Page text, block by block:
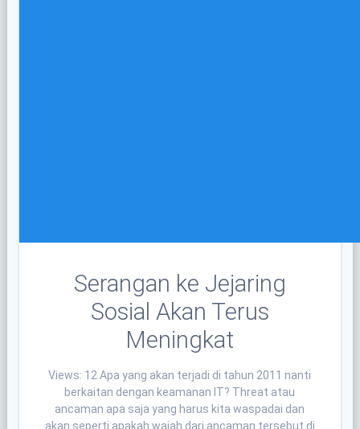
Serangan ke Jejaring
Sosial Akan Terus
Meningkat
Views: 12 Apa yang akan terjadi di tahun 2011 nanti
berkaitan dengan keamanan IT? Threat atau
ancaman apa saja yang harus kita waspadai dan
akan seperti apakah wajah dari ancaman tersebut di